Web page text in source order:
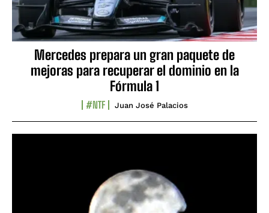
Mercedes prepara un gran paquete de
mejoras para recuperar el dominio en la
Fórmula 1
#NTF Juan José Palacios